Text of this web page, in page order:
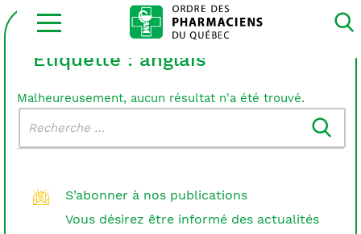
Ouvrir
la
site
Étiquette : anglais
Malheureusement, aucun résultat n'a été trouvé.
dans
le
S’abonner à nos publications
Vous désirez être informé des actualités